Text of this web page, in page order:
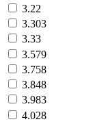
3.22
3.303
3.33
3.579
3.758
3.848
3.983
4.028